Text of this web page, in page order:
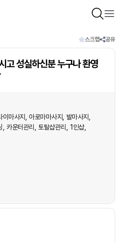
스크랩 공유
고 성실하신분 누구나 환영
이마사지 아로마마사지
발마사지
카운터관리 토탈샵관리
1인샵